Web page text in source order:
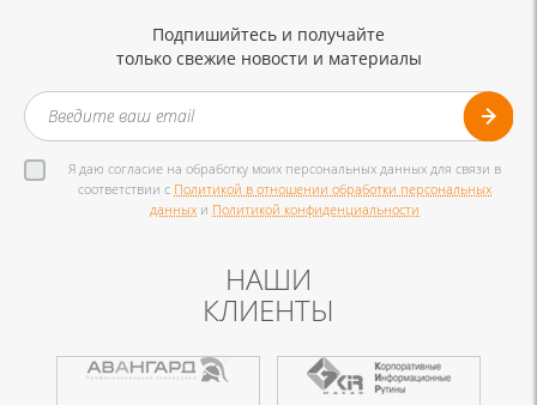
Подпишийтесь и получайте
только свежие новости и материалы
Я даю согласие на обработку моих персональных данных для связи в
соответствии с Политикой в отношении обработки персональных
данных и Политикой конфиденциальности
НАШИ
КЛИЕНТЫ